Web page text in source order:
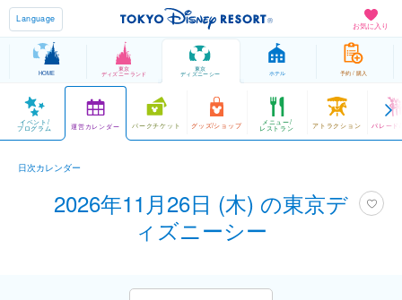
お気に入り
Language
HOME
東京
ディズニーランド
東京
ディズニーシー ホテル 予約 / 購入
イベント/
プログラム 運営カレンダー パークチケット グッズ/ショップ メニュー/
レストラン アトラクション パレード
日次カレンダー
2026年11月26日 (木) の東京デ
ィズニーシー